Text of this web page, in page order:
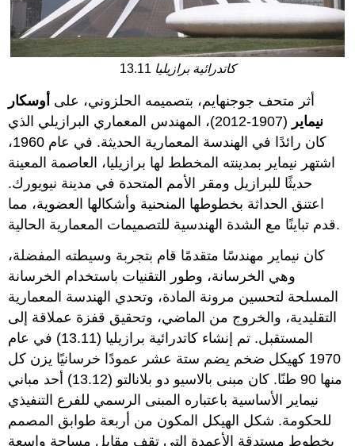
13.11 كاتدرائية برازيليا
أثر متحف جوجنهايم، بتصميمه الحلزوني، على أوسكار
نيماير
(1907-2012)، المهندس المعماري البرازيلي الذي
كان رائدًا في الهندسة المعمارية الحديثة. في عام 1960،
اشتهر نيماير بمدينته المخطط لها برازيليا، العاصمة المعينة
حديثًا للبرازيل ومقر الأمم المتحدة في مدينة نيويورك.
اعتنق الحداثة بخطوطها المنحنية وأشكالها العضوية، مما
قدم تباينًا مع الشدة الهندسية للتصميمات المعمارية الحالية.
كان نيماير مهندسًا متقدمًا قام بتجربة وسيطته المفضلة،
وهي الخرسانة، وطور التقنيات باستخدام الخرسانة
المسلحة لتحسين مرونة المادة، وتحدي الهندسة المعمارية
التقليدية، والخروج من الماضي، وتحقيق قفزة عملاقة إلى
المستقبل.
تم إنشاء كاتدرائية برازيليا (13.11) في عام
1970 كهيكل ضخم يضم ستة عشر عمودًا خرسانيًا يزن كل
منها 90 طنًا. كان مبنى بالاسيو دو بلانالتو (13.12) أحد مباني
نيماير الأساسية باعتباره المبنى الرسمي للفرع التنفيذي
للحكومة. شكل الهيكل المكون من أربعة طوابق المصمم
بخطوط مستدقة الأعمدة التي تقف مقابل مساحة واسعة